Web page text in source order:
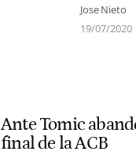
Jose Nieto
19/07/2020
Ante Tomic
final de la ACB